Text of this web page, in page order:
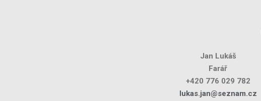
Jan Lukáš
Farář
+420 776 029 782
lukas.jan@seznam.cz